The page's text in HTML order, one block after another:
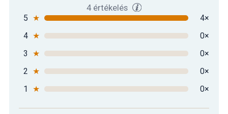
4 értékelés
5 ★
4×
4 ★
0×
3
★
0×
2 ★
0×
1
★ 0×